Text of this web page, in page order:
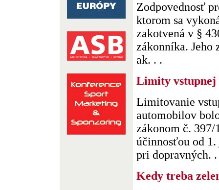
Zodpovednosť
ktorom sa
zakotvená v §
zákonníka. Jeho
ak. . .
Limity vstupnej
Limitovanie
automobilov
zákonom č.
účinnosťou od
pri dopravných.
Kedy treba